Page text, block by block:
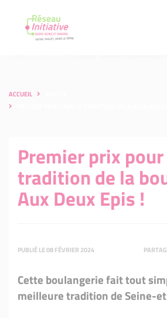
ACCUEIL
Premier prix
tradition de la
Aux Deux Epis !
PUBLIÉ LE 08 FÉVRIER 2024
Cette boulangerie fait tout
meilleure tradition de Seine-